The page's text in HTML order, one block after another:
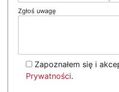
Zgłoś uwagę
Zapoznałem się i
Prywatności.